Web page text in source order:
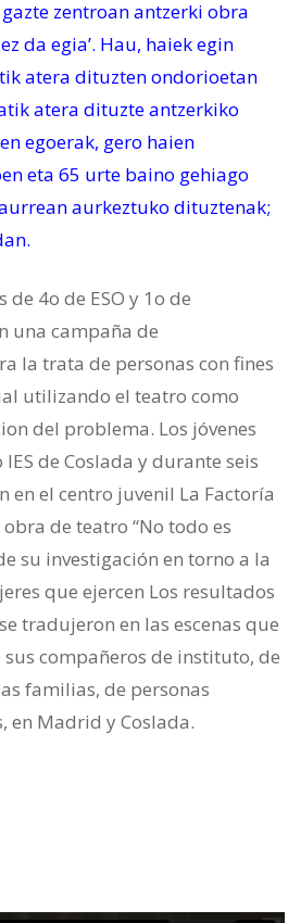
gazte zentroan antzerki obra
da egia’. Hau, haiek egin
atera dituzten ondorioetan
atera dituzte antzerkiko
egoerak, gero haien
eta 65 urte baino gehiago
aurkeztuko dituztenak;
4o de ESO y 1o de
una campaña de
la trata de personas con fines
utilizando el teatro como
del problema. Los jóvenes
de Coslada y durante seis
en el centro juvenil La Factoría
de teatro “No todo es
su investigación en torno a la
que ejercen Los resultados
tradujeron en las escenas que
compañeros de instituto, de
familias, de personas
en Madrid y Coslada.